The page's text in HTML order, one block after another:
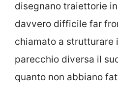
disegnano traiettorie
davvero difficile far
chiamato a strutturare
parecchio diversa il
quanto non abbiano